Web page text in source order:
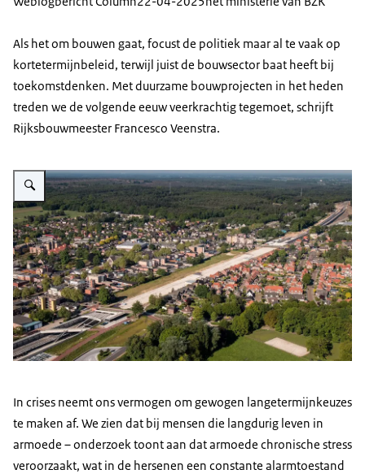
Als het om bouwen gaat, focust de politiek maar al te vaak op
kortetermijnbeleid, terwijl juist de bouwsector baat heeft bij
toekomstdenken. Met duurzame bouwprojecten in het heden
treden we de volgende eeuw veerkrachtig tegemoet, schrijft
Rijksbouwmeester Francesco Veenstra.
Vergroot afbeelding Luchtfoto van een stad, door de stad loopt een
In crises neemt ons vermogen om gewogen langetermijnkeuzes
te maken af. We zien dat bij mensen die langdurig leven in
armoede – onderzoek toont aan dat armoede chronische stress
veroorzaakt, wat in de hersenen een constante alarmtoestand